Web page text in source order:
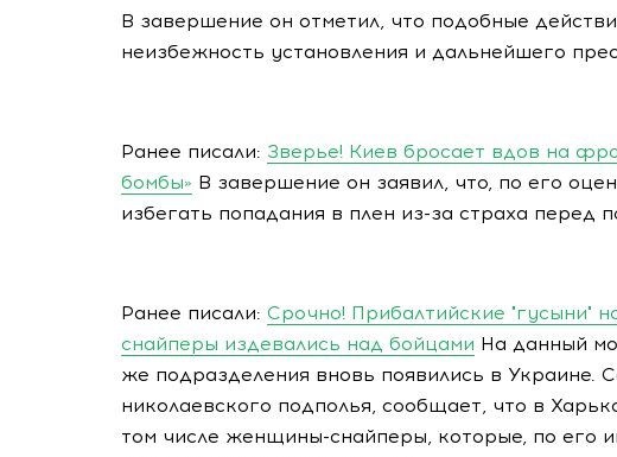
В завершение он отметил, что подобные
неизбежность установления и дальнейшего
Ранее писали: Зверье! Киев бросает вдов на
бомбы» В завершение он заявил, что, по его
избегать попадания в плен из-за страха перед
Ранее писали: Срочно! Прибалтийские "гусыни"
снайперы издевались над бойцами На данный
же подразделения вновь появились в Украине.
николаевского подполья, сообщает, что в
том числе женщины-снайперы, которые, по его